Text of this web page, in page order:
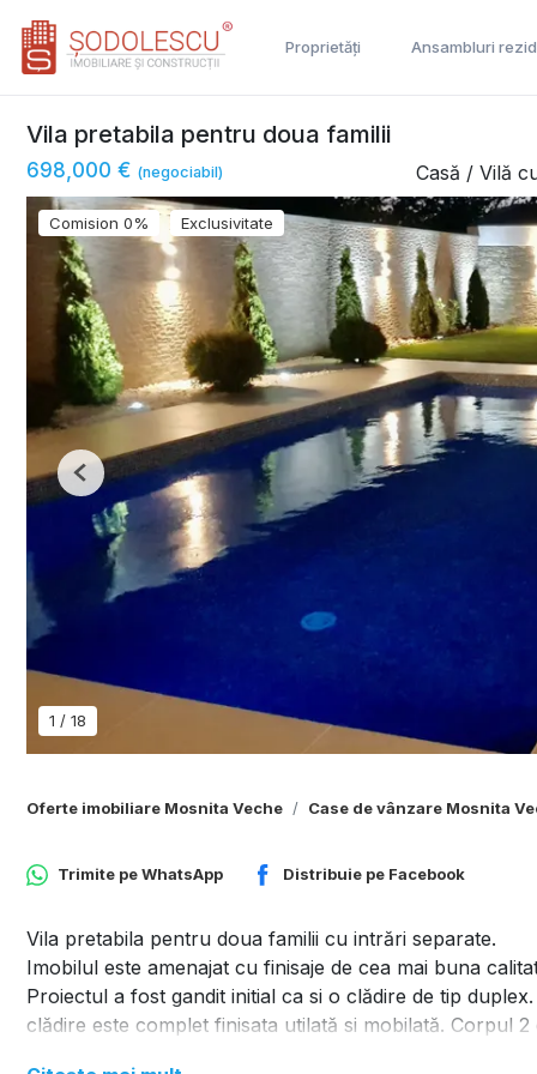
Proprietăți Ansambluri
Vila pretabila pentru doua familii
698,000 € (negociabil) Casă / Vilă
Comision 0% Exclusivitate
1 / 18
Previous
Oferte imobiliare Mosnita Veche Case de vânzare Mosnita
Trimite peWhatsApp Distribuie pe Facebook
Vila pretabila pentru doua familii cu intrări separate.
Imobilul este amenajat cu finisaje de cea mai buna
Proiectul a fost gandit initial ca si o clădire de tip
clădire este complet finisata utilată si mobilată. Corpul 2